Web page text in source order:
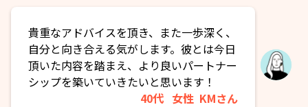
貴重なアドバイスを頂き、また一歩深く、
自分と向き合える気がします。彼とは今日
頂いた内容を踏まえ、より良いパートナー
シップを築いていきたいと思います！
40代 女性 KMさん